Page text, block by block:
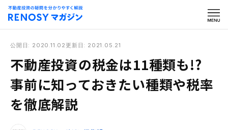
公開日: 2020.11.02 更新日: 2021.05.21
不動産投資の税金は11種類も!?
事前に知っておきたい種類や税率
を徹底解説